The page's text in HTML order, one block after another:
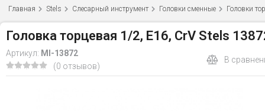
Главная Stels Слесарный инструмент Головки сменные Головки
Головка торцевая 1/2, Е16, CrV Stels
Артикул: MI-13872
(0 отзывов)
В